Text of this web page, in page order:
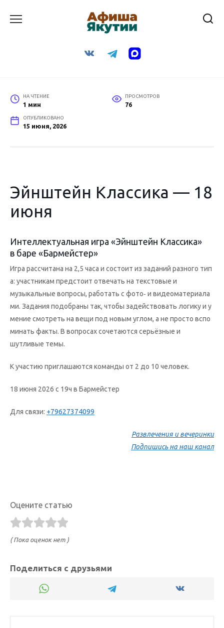
НА ЧТЕНИЕ
1 мин
ПРОСМОТРОВ
76
ОПУБЛИКОВАНО
15 июня, 2026
Эйнштейн Классика — 18
июня
Интеллектуальная игра «Эйнштейн Классика»
в баре «Бармейстер»
Игра рассчитана на 2,5 часа и состоит из заданий разного тип
а: участникам предстоит отвечать на текстовые и
музыкальные вопросы, работать с фото‑ и видеоматериала
ми. Задания подобраны так, чтобы задействовать логику и у
мение смотреть на вещи под новым углом, а не просто вспо
минать факты. В вопросах сочетаются серьёзные и
шутливые темы.
К участию приглашаются команды от 2 до 10 человек.
18 июня 2026 с 19ч в Бармейстер
Для связи: +79627374099
Развлечения и вечеринки
Подпишись на наш канал
Оцените статью
( Пока оценок нет )
Поделиться с друзьями